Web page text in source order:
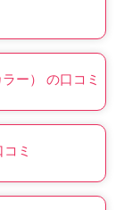
ー） の口コミ
ミ